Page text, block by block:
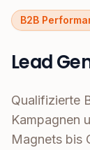
B2B
Lead
Qualifizierte
Kampagnen
Magnets bis